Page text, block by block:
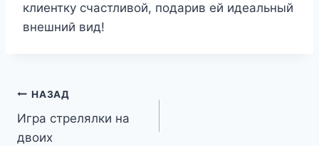
клиентку счастливой, подарив ей идеальный
внешний вид!
Навигация
по
НАЗАД
Игра стрелялки на
двоих